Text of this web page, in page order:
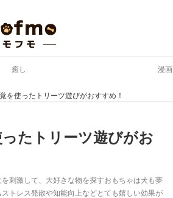
癒し 漫画
を使ったトリーツ遊びがおすすめ！
たトリーツ遊びがお
刺激して、大好きな物を探すおもちゃは犬も夢
トレス発散や知能向上などとても嬉しい効果が